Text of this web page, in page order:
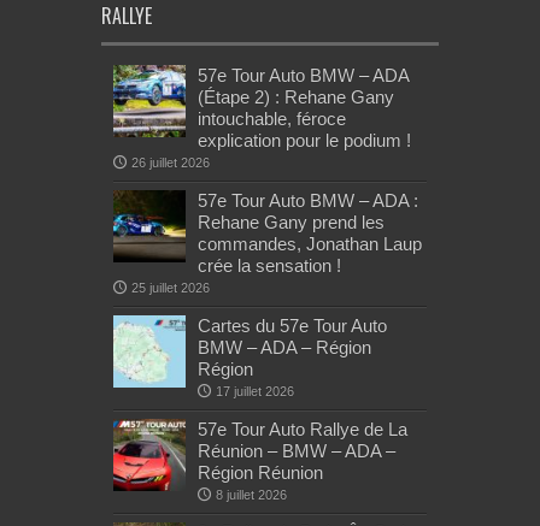
RALLYE
57e Tour Auto BMW – ADA
(Étape 2) : Rehane Gany
intouchable, féroce
explication pour le podium !
26 juillet 2026
57e Tour Auto BMW – ADA :
Rehane Gany prend les
commandes, Jonathan Laup
crée la sensation !
25 juillet 2026
Cartes du 57e Tour Auto
BMW – ADA – Région
Région
17 juillet 2026
57e Tour Auto Rallye de La
Réunion – BMW – ADA –
Région Réunion
8 juillet 2026